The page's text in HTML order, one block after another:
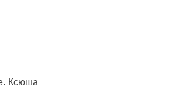
Ксюша